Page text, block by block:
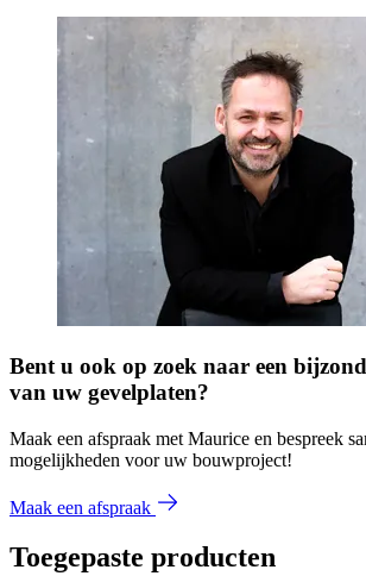
Bent u ook op zoek naar een
van uw gevelplaten?
Maak een afspraak met Maurice en bespreek
mogelijkheden voor uw bouwproject!
Maak een afspraak
Toegepaste producten